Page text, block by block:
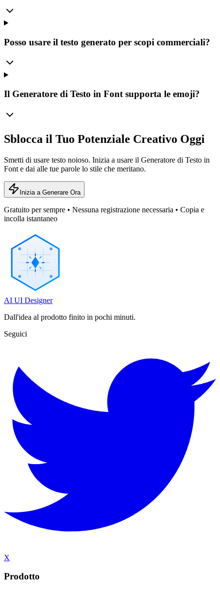
Posso usare il testo generato per scopi commerciali?
Il Generatore di Testo in Font supporta le emoji?
Sblocca il Tuo Potenziale Creativo Oggi
Smetti di usare testo noioso. Inizia a usare il Generatore di Testo in
Font e dai alle tue parole lo stile che meritano.
Inizia a Generare Ora
Gratuito per sempre • Nessuna registrazione necessaria • Copia e
incolla istantaneo
AI UI Designer
Dall'idea al prodotto finito in pochi minuti.
Seguici
X
Prodotto